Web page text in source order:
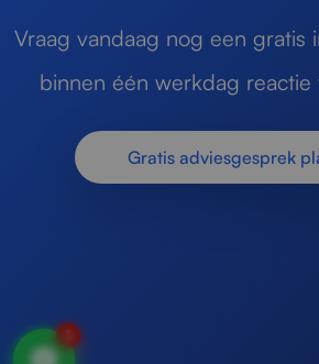
Vraag vandaag nog een gratis
binnen één werkdag reactie
Gratis adviesgesprek